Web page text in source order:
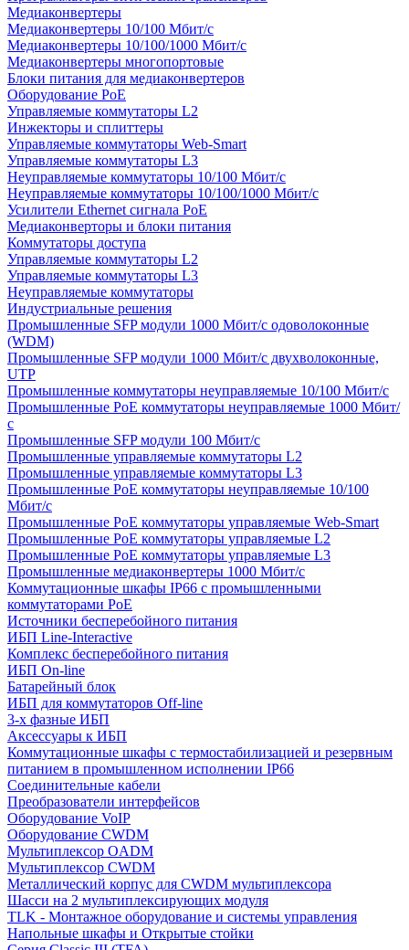
Медиаконвертеры
Медиаконвертеры 10/100 Мбит/с
Медиаконвертеры 10/100/1000 Мбит/c
Медиаконвертеры многопортовые
Блоки питания для медиаконвертеров
Оборудование PoE
Управляемые коммутаторы L2
Инжекторы и сплиттеры
Управляемые коммутаторы Web-Smart
Управляемые коммутаторы L3
Неуправляемые коммутаторы 10/100 Мбит/с
Неуправляемые коммутаторы 10/100/1000 Мбит/с
Усилители Ethernet сигнала PoE
Медиаконверторы и блоки питания
Коммутаторы доступа
Управляемые коммутаторы L2
Управляемые коммутаторы L3
Неуправляемые коммутаторы
Индустриальные решения
Промышленные SFP модули 1000 Мбит/c одоволоконные
(WDM)
Промышленные SFP модули 1000 Мбит/c двухволоконные,
UTP
Промышленные коммутаторы неуправляемые 10/100 Мбит/с
Промышленные PoE коммутаторы неуправляемые 1000 Мбит/
с
Промышленные SFP модули 100 Мбит/c
Промышленные управляемые коммутаторы L2
Промышленные управляемые коммутаторы L3
Промышленные PoE коммутаторы неуправляемые 10/100
Мбит/с
Промышленные PoE коммутаторы управляемые Web-Smart
Промышленные PoE коммутаторы управляемые L2
Промышленные PoE коммутаторы управляемые L3
Промышленные медиаконвертеры 1000 Мбит/с
Коммутационные шкафы IP66 c промышленными
коммутаторами PoE
Источники бесперебойного питания
ИБП Line-Interactive
Комплекс бесперебойного питания
ИБП On-line
Батарейный блок
ИБП для коммутаторов Off-line
3-х фазные ИБП
Аксессуары к ИБП
Коммутационные шкафы с термостабилизацией и резервным
питанием в промышленном исполнении IP66
Соединительные кабели
Преобразователи интерфейсов
Оборудование VoIP
Оборудование CWDM
Мультиплекcор OADM
Мультиплексор CWDM
Металлический корпус для CWDM мультиплексора
Шасси на 2 мультиплексирующих модуля
TLK - Монтажное оборудование и системы управления
Напольные шкафы и Открытые стойки